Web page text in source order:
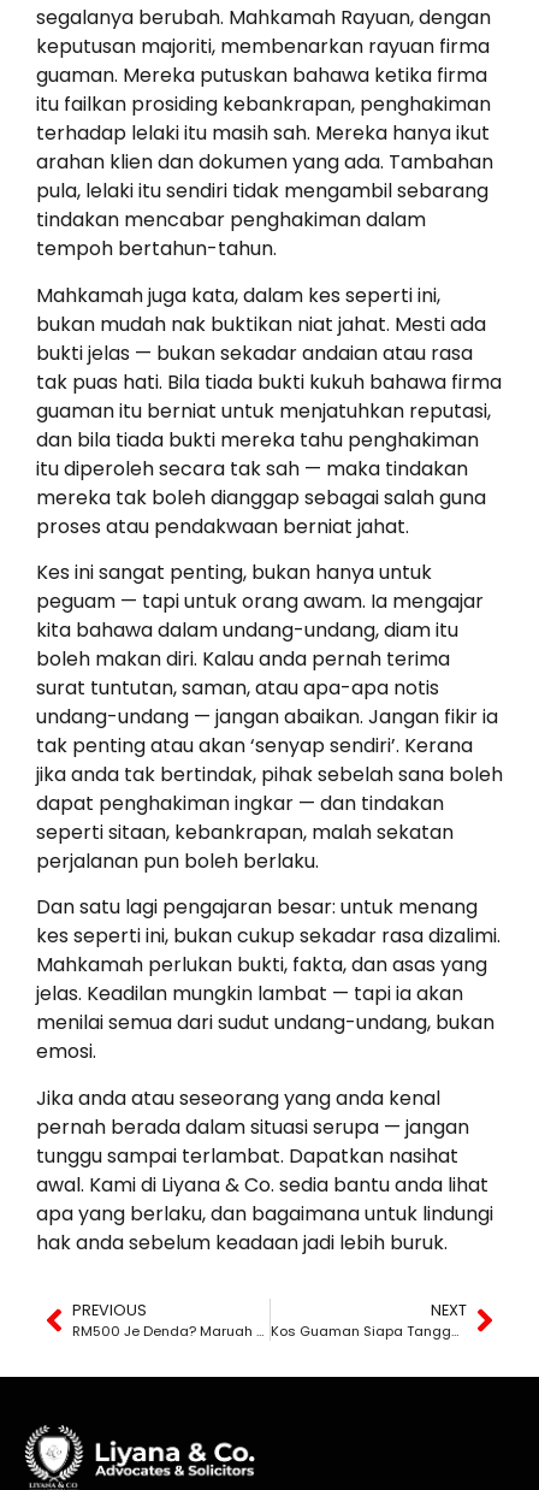
segalanya berubah. Mahkamah Rayuan, dengan
keputusan majoriti, membenarkan rayuan firma
guaman. Mereka putuskan bahawa ketika firma
itu failkan prosiding kebankrapan, penghakiman
terhadap lelaki itu masih sah. Mereka hanya ikut
arahan klien dan dokumen yang ada. Tambahan
pula, lelaki itu sendiri tidak mengambil sebarang
tindakan mencabar penghakiman dalam
tempoh bertahun-tahun.
Mahkamah juga kata, dalam kes seperti ini,
bukan mudah nak buktikan niat jahat. Mesti ada
bukti jelas — bukan sekadar andaian atau rasa
tak puas hati. Bila tiada bukti kukuh bahawa firma
guaman itu berniat untuk menjatuhkan reputasi,
dan bila tiada bukti mereka tahu penghakiman
itu diperoleh secara tak sah — maka tindakan
mereka tak boleh dianggap sebagai salah guna
proses atau pendakwaan berniat jahat.
Kes ini sangat penting, bukan hanya untuk
peguam — tapi untuk orang awam. Ia mengajar
kita bahawa dalam undang-undang, diam itu
boleh makan diri. Kalau anda pernah terima
surat tuntutan, saman, atau apa-apa notis
undang-undang — jangan abaikan. Jangan fikir ia
tak penting atau akan ‘senyap sendiri’. Kerana
jika anda tak bertindak, pihak sebelah sana boleh
dapat penghakiman ingkar — dan tindakan
seperti sitaan, kebankrapan, malah sekatan
perjalanan pun boleh berlaku.
Dan satu lagi pengajaran besar: untuk menang
kes seperti ini, bukan cukup sekadar rasa dizalimi.
Mahkamah perlukan bukti, fakta, dan asas yang
jelas. Keadilan mungkin lambat — tapi ia akan
menilai semua dari sudut undang-undang, bukan
emosi.
Jika anda atau seseorang yang anda kenal
pernah berada dalam situasi serupa — jangan
tunggu sampai terlambat. Dapatkan nasihat
awal. Kami di Liyana & Co. sedia bantu anda lihat
apa yang berlaku, dan bagaimana untuk lindungi
hak anda sebelum keadaan jadi lebih buruk.
PREVIOUS
RM500 Je Denda? Maruah Saya Lebih Murah dari Itu?
NEXT
Kos Guaman Siapa Tanggung?